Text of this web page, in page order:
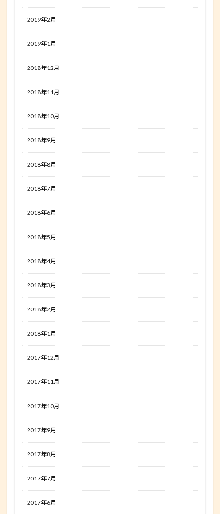
2019年2月
2019年1月
2018年12月
2018年11月
2018年10月
2018年9月
2018年8月
2018年7月
2018年6月
2018年5月
2018年4月
2018年3月
2018年2月
2018年1月
2017年12月
2017年11月
2017年10月
2017年9月
2017年8月
2017年7月
2017年6月